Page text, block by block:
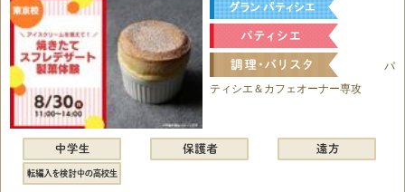
パ
ティシエ＆カフェオーナー専攻